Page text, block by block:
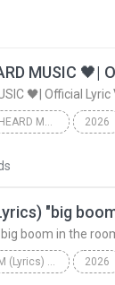
ไม่มีใครรู้ตัวเรา– UNHEARD MUSIC 🖤| Official Lyric Video | เพลงสู้ชีวิต 2026
Big Boom - DJ.ILHAM (Lyrics) "big boom in the room i go kaboom" 2026